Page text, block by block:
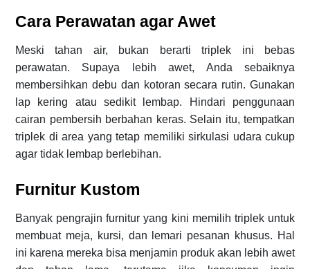
Cara Perawatan agar Awet
Meski tahan air, bukan berarti triplek ini bebas
perawatan. Supaya lebih awet, Anda sebaiknya
membersihkan debu dan kotoran secara rutin. Gunakan
lap kering atau sedikit lembap. Hindari penggunaan
cairan pembersih berbahan keras. Selain itu, tempatkan
triplek di area yang tetap memiliki sirkulasi udara cukup
agar tidak lembap berlebihan.
Furnitur Kustom
Banyak pengrajin furnitur yang kini memilih triplek untuk
membuat meja, kursi, dan lemari pesanan khusus. Hal
ini karena mereka bisa menjamin produk akan lebih awet